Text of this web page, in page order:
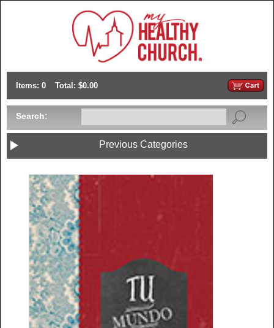
Items: 0 Total: $0.00
Search:
Previous Categories